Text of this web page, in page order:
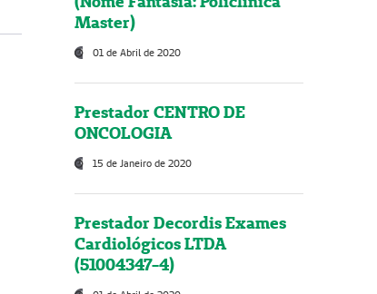
Master)
01 de Abril de 2020
Prestador CENTRO DE
ONCOLOGIA
15 de Janeiro de 2020
Prestador Decordis Exames
Cardiológicos LTDA
(51004347-4)